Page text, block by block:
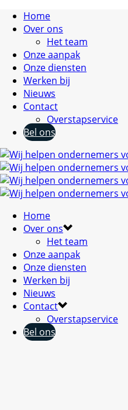
Home
Over ons
Het team
Onze aanpak
Onze diensten
Werken bij
Nieuws
Contact
Overstapservice
Bel ons
Home
Over ons
Het team
Onze aanpak
Onze diensten
Werken bij
Nieuws
Contact
Overstapservice
Bel ons